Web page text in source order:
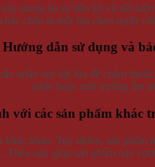
mang lại sự tiện lợi và tiết
chắc chắn là một lựa chọn tuyệt
Hướng dẫn sử dụng và
nhấn nút bật lửa để châm
nước hoặc môi trường ẩm
với các sản phẩm khác
nhau. Tuy nhiên, sản
Điều này giúp sản phẩm này